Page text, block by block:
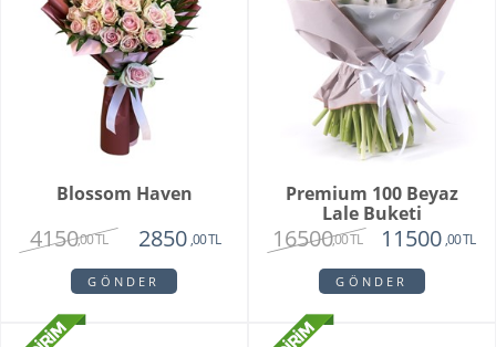
Blossom Haven
4150,00 TL 2850 ,00 TL
GÖNDER
Premium 100 Beyaz
Lale Buketi
16500,00 TL 11500 ,00 TL
GÖNDER